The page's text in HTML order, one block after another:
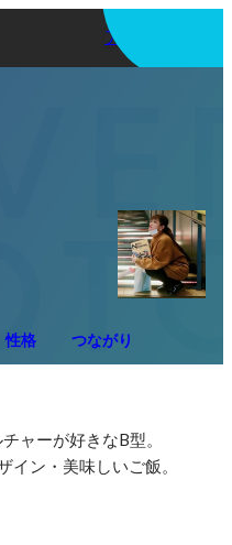
アプリを使う
性格 つながり
ャーが好きなB型。
イン・美味しいご飯。